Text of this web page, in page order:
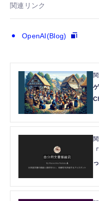
関連リンク
OpenAI(Blog)